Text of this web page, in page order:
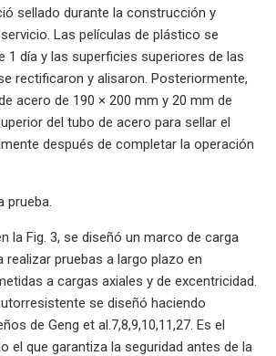
sellado durante la construcción y
Las películas de plástico se
1 día y las superficies superiores de las
rectificaron y alisaron. Posteriormente,
acero de 190 × 200 mm y 20 mm de
del tubo de acero para sellar el
después de completar la operación
prueba.
la Fig. 3, se diseñó un marco de carga
pruebas a largo plazo en
a cargas axiales y de excentricidad.
se diseñó haciendo
de Geng et al.7,8,9,10,11,27. Es el
el que garantiza la seguridad antes de la